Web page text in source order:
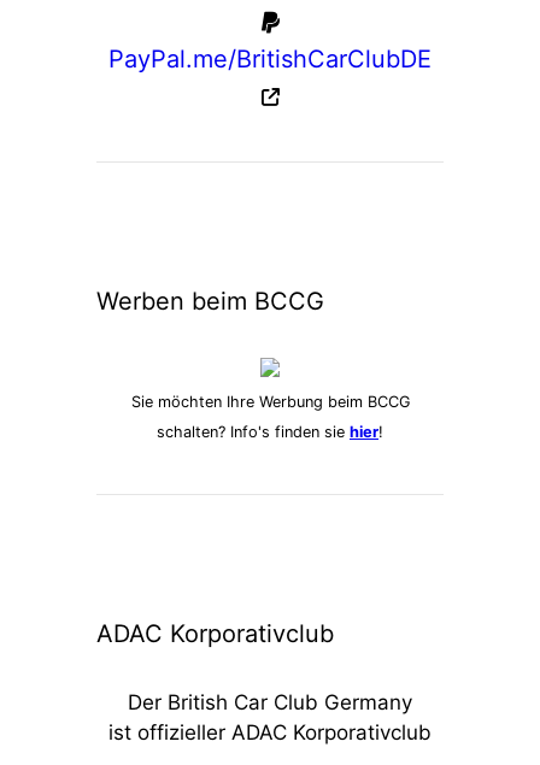
PayPal.me/BritishCarClubDE
Werben beim BCCG
Sie möchten Ihre Werbung beim BCCG
schalten? Info's finden sie hier!
ADAC Korporativclub
Der British Car Club Germany
ist offizieller ADAC Korporativclub